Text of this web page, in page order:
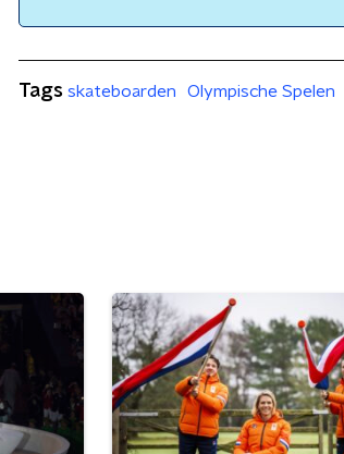
Tags skateboarden Olympische Spelen